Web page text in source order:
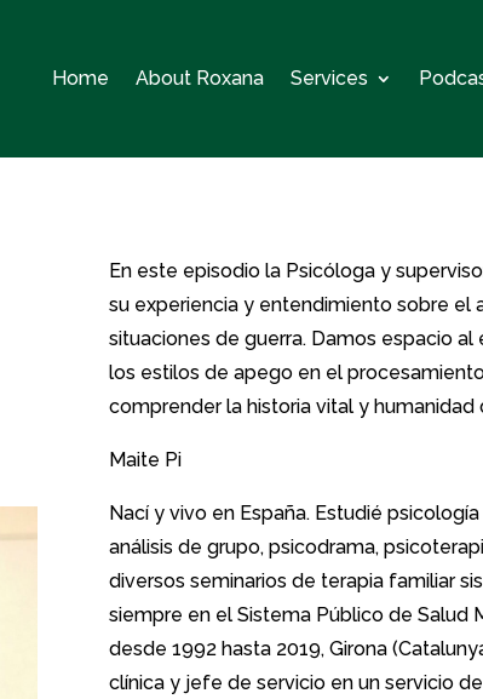
Home About Roxana Services
En este episodio la Psicóloga y
su experiencia y entendimiento sobre el
situaciones de guerra. Damos espacio
los estilos de apego en el
comprender la historia vital y
Maite Pi
Nací y vivo en España. Estudié
análisis de grupo, psicodrama,
diversos seminarios de terapia familiar
siempre en el Sistema Público de Salud
desde 1992 hasta 2019, Girona
clínica y jefe de servicio en un servicio